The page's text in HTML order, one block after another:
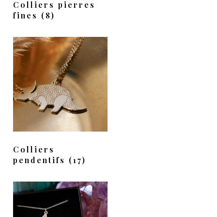
Colliers pierres
fines (8)
Colliers
pendentifs (17)